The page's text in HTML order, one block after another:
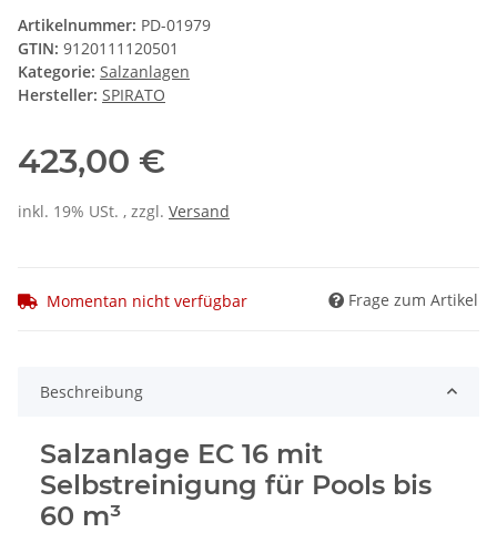
Artikelnummer: PD-01979
GTIN: 9120111120501
Kategorie: Salzanlagen
Hersteller: SPIRATO
423,00 €
inkl. 19% USt. , zzgl. Versand
Momentan nicht verfügbar Frage zum Artikel
Beschreibung
Salzanlage EC 16 mit
Selbstreinigung für Pools bis
60 m³